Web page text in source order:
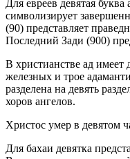
Для евреев девятая буква
символизирует
(90) представляет
Последний Зади (900)
В христианстве ад имеет
железных и трое
разделена на девять
хоров ангелов.
Христос умер в девятом
Для бахаи девятка